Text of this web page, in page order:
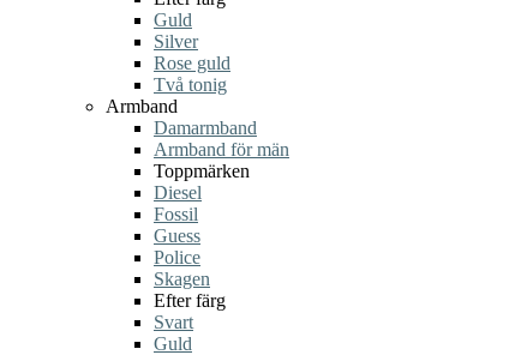
Guld
Silver
Rose guld
Två tonig
Armband
Damarmband
Armband för män
Toppmärken
Diesel
Fossil
Guess
Police
Skagen
Efter färg
Svart
Guld